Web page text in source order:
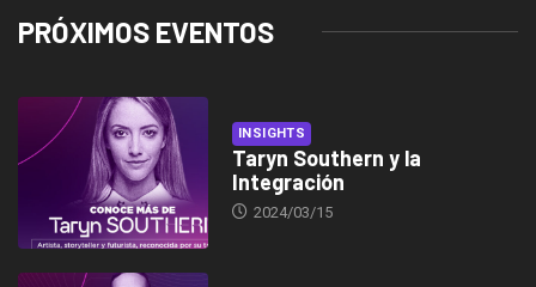
PRÓXIMOS EVENTOS
INSIGHTS
Taryn Southern y la
Integración
2024/03/15